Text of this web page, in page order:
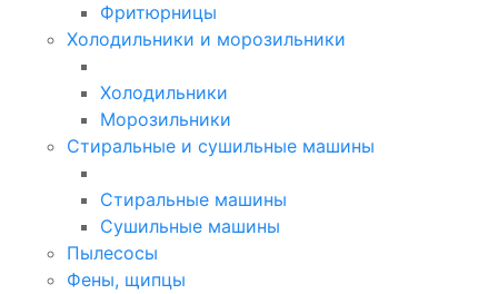
Фритюрницы
Холодильники и морозильники
Холодильники
Морозильники
Стиральные и сушильные машины
Стиральные машины
Сушильные машины
Пылесосы
Фены, щипцы